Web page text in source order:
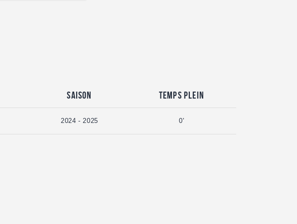
Saison Temps plein
2024 - 2025 0'